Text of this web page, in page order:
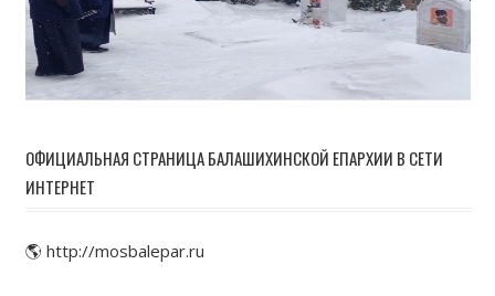
ОФИЦИАЛЬНАЯ СТРАНИЦА БАЛАШИХИНСКОЙ ЕПАРХИИ В СЕТИ
ИНТЕРНЕТ
🌎 http://mosbalepar.ru